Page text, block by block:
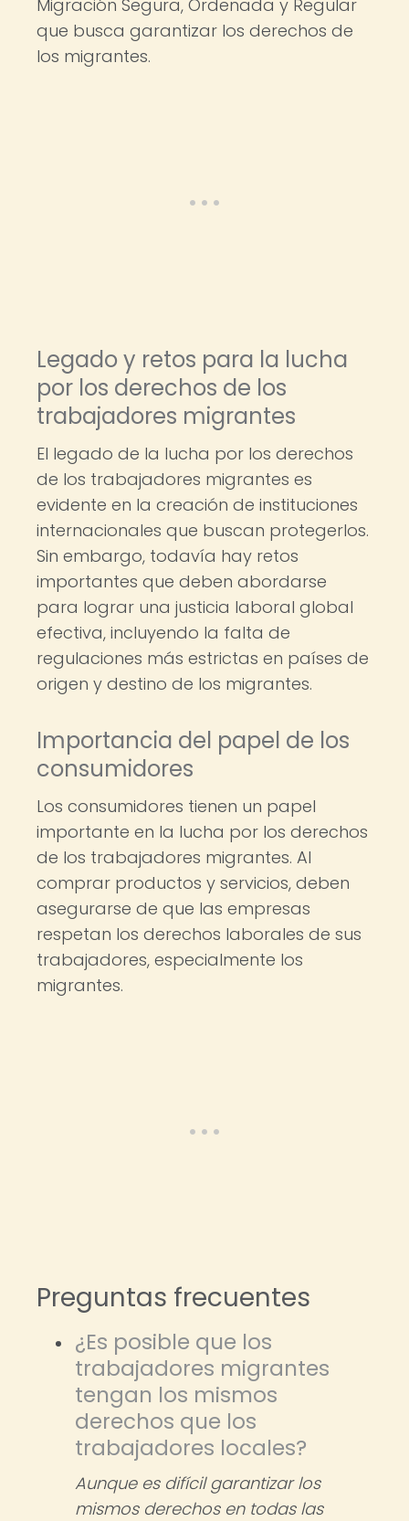
Migración Segura, Ordenada y Regular
que busca garantizar los derechos de
los migrantes.
Legado y retos para la lucha
por los derechos de los
trabajadores migrantes
El legado de la lucha por los derechos
de los trabajadores migrantes es
evidente en la creación de instituciones
internacionales que buscan protegerlos.
Sin embargo, todavía hay retos
importantes que deben abordarse
para lograr una justicia laboral global
efectiva, incluyendo la falta de
regulaciones más estrictas en países de
origen y destino de los migrantes.
Importancia del papel de los
consumidores
Los consumidores tienen un papel
importante en la lucha por los derechos
de los trabajadores migrantes. Al
comprar productos y servicios, deben
asegurarse de que las empresas
respetan los derechos laborales de sus
trabajadores, especialmente los
migrantes.
Preguntas frecuentes
¿Es posible que los
trabajadores migrantes
tengan los mismos
derechos que los
trabajadores locales?
Aunque es difícil garantizar los
mismos derechos en todas las